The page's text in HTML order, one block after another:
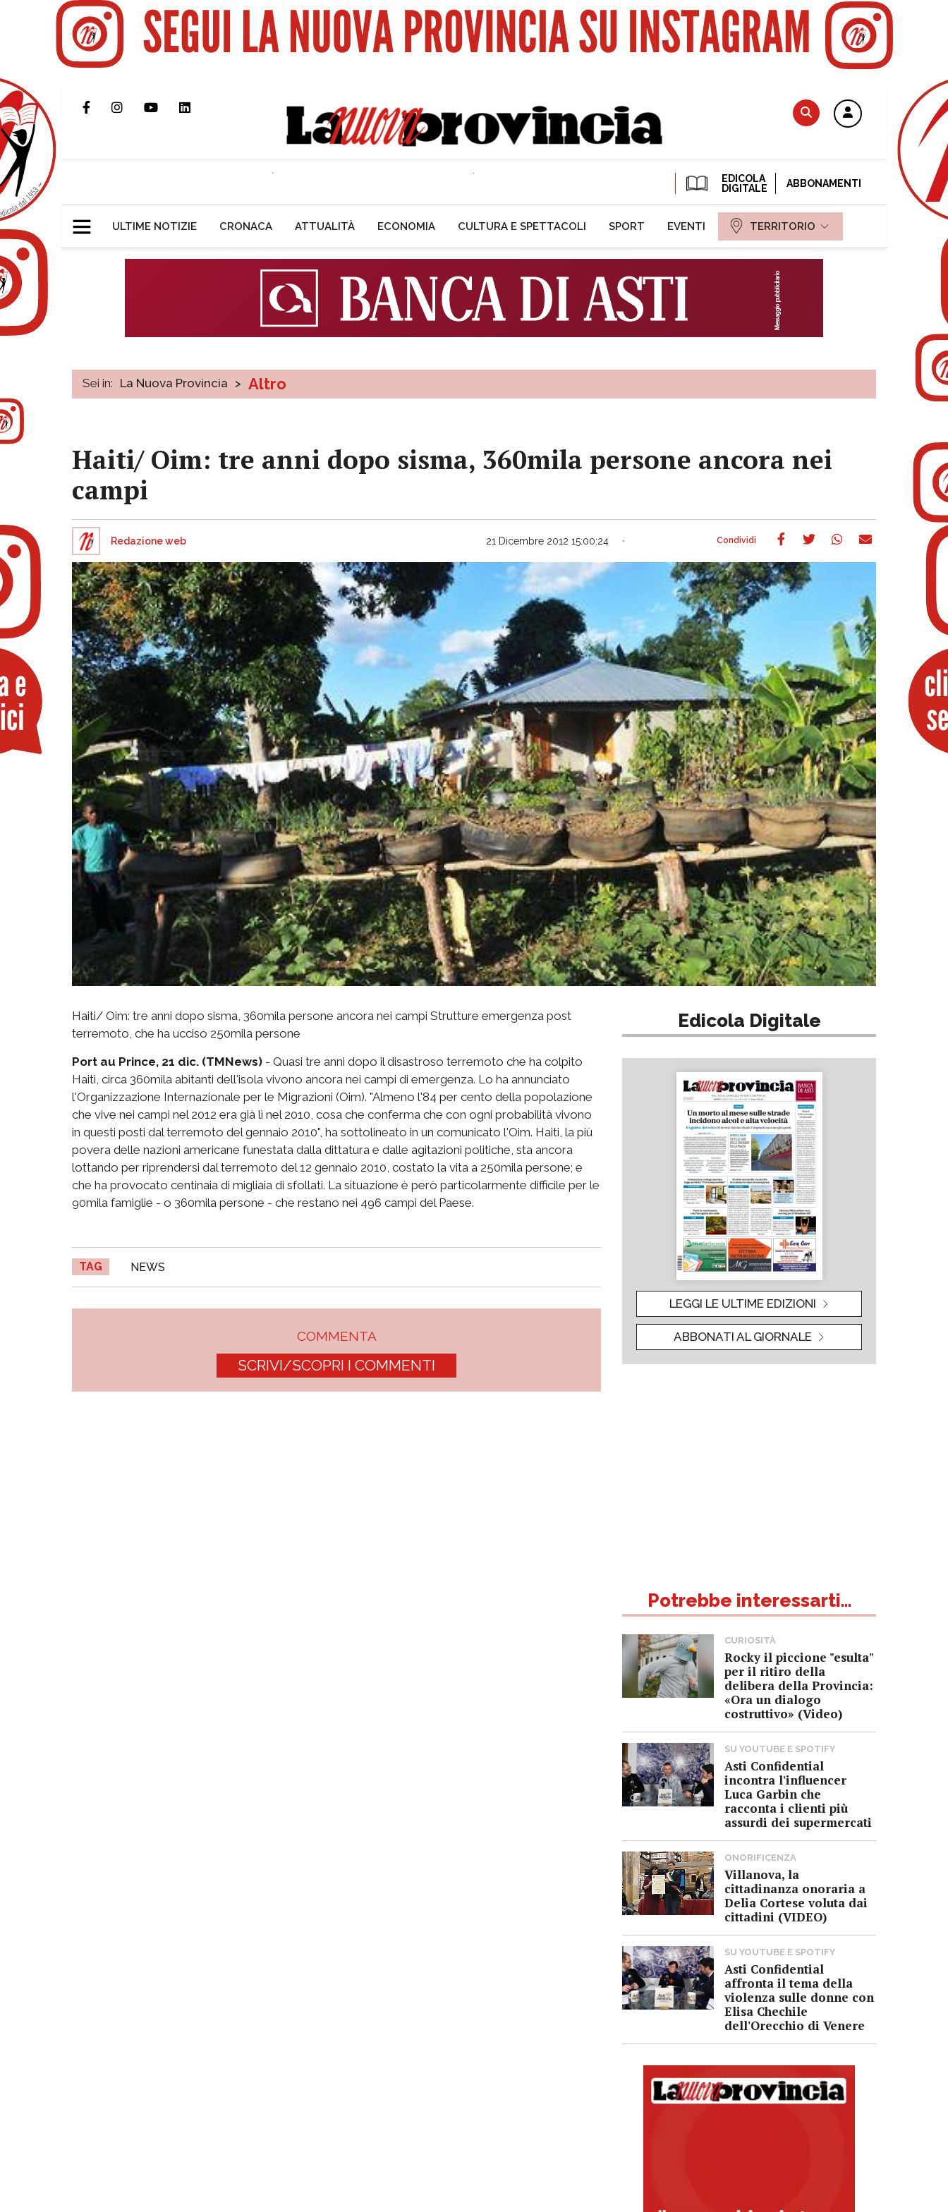
EDICOLA
DIGITALE
ABBONAMENTI
ULTIME NOTIZIE CRONACA ATTUALITÀ ECONOMIA CULTURA E SPETTACOLI SPORT EVENTI TERRITORIO
Sei in: La Nuova Provincia > Altro
Haiti/ Oim: tre anni dopo sisma, 360mila persone ancora nei
campi
Redazione web 21 Dicembre 2012 15:00:24
Haiti/ Oim: tre anni dopo sisma, 360mila persone ancora nei campi Strutture emergenza post
terremoto, che ha ucciso 250mila persone
Port au Prince, 21 dic. (TMNews) - Quasi tre anni dopo il disastroso terremoto che ha colpito
Haiti, circa 360mila abitanti dell'isola vivono ancora nei campi di emergenza. Lo ha annunciato
l'Organizzazione Internazionale per le Migrazioni (Oim). "Almeno l'84 per cento della popolazione
che vive nei campi nel 2012 era già lì nel 2010, cosa che conferma che con ogni probabilità vivono
in questi posti dal terremoto del gennaio 2010", ha sottolineato in un comunicato l'Oim. Haiti, la più
povera delle nazioni americane funestata dalla dittatura e dalle agitazioni politiche, sta ancora
lottando per riprendersi dal terremoto del 12 gennaio 2010, costato la vita a 250mila persone; e
che ha provocato centinaia di migliaia di sfollati. La situazione è però particolarmente difficile per le
90mila famiglie - o 360mila persone - che restano nei 496 campi del Paese.
TAG NEWS
COMMENTA
SCRIVI/SCOPRI I COMMENTI
Edicola Digitale
LEGGI LE ULTIME EDIZIONI
ABBONATI AL GIORNALE
Potrebbe interessarti...
CURIOSITÀ
Rocky il piccione "esulta"
per il ritiro della
delibera della Provincia:
«Ora un dialogo
costruttivo» (Video)
SU YOUTUBE E SPOTIFY
Asti Confidential
incontra l'influencer
Luca Garbin che
racconta i clienti più
assurdi dei supermercati
ONORIFICENZA
Villanova, la
cittadinanza onoraria a
Delia Cortese voluta dai
cittadini (VIDEO)
SU YOUTUBE E SPOTIFY
Asti Confidential
affronta il tema della
violenza sulle donne con
Elisa Chechile
dell'Orecchio di Venere